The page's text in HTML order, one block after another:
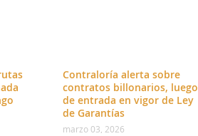
Contraloría alerta sobre
contratos billonarios, luego
de entrada en vigor de Ley
de Garantías
marzo 03, 2026